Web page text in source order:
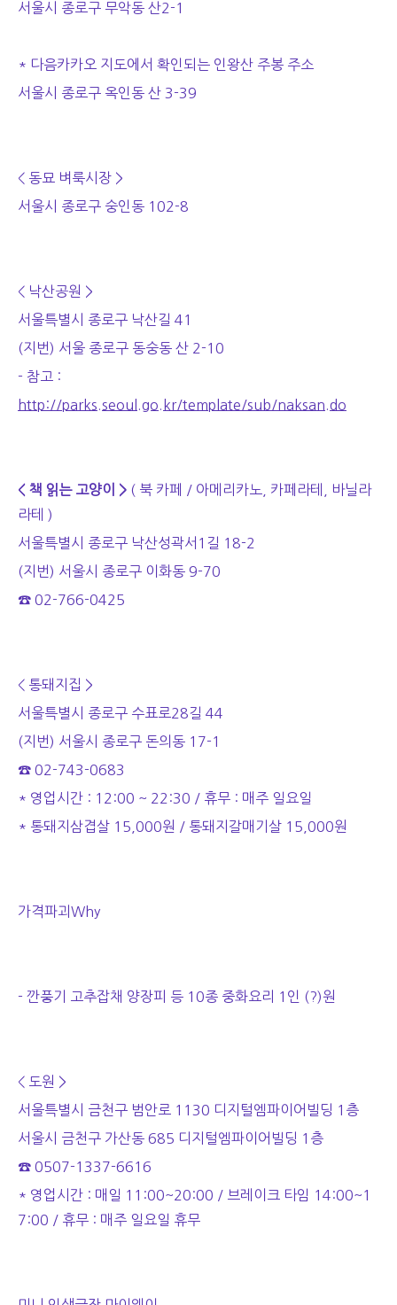
서울시 종로구 무악동 산2-1
* 다음카카오 지도에서 확인되는 인왕산 주봉 주소
서울시 종로구 옥인동 산 3-39
< 동묘 벼룩시장 >
서울시 종로구 숭인동 102-8
< 낙산공원 >
서울특별시 종로구 낙산길 41
(지번) 서울 종로구 동숭동 산 2-10
- 참고 :
http://parks.seoul.go.kr/template/sub/naksan.do
< 책 읽는 고양이 > ( 북 카페 / 아메리카노, 카페라테, 바닐라
라테 )
서울특별시 종로구 낙산성곽서1길 18-2
(지번) 서울시 종로구 이화동 9-70
☎ 02-766-0425
< 통돼지집 >
서울특별시 종로구 수표로28길 44
(지번) 서울시 종로구 돈의동 17-1
☎ 02-743-0683
* 영업시간 : 12:00 ~ 22:30 / 휴무 : 매주 일요일
* 통돼지삼겹살 15,000원 / 통돼지갈매기살 15,000원
가격파괴Why
- 깐풍기 고추잡채 양장피 등 10종 중화요리 1인 (?)원
< 도원 >
서울특별시 금천구 범안로 1130 디지털엠파이어빌딩 1층
서울시 금천구 가산동 685 디지털엠파이어빌딩 1층
☎ 0507-1337-6616
* 영업시간 : 매일 11:00~20:00 / 브레이크 타임 14:00~1
7:00 / 휴무 : 매주 일요일 휴무